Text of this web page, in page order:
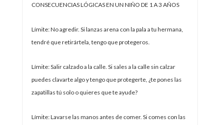
CONSECUENCIAS LÓGICAS EN UN NIÑO DE 1 A 3 AÑOS
Límite: No agredir. Si lanzas arena con la pala a tu hermana,
tendré que retirártela, tengo que protegeros.
Límite: Salir calzado a la calle. Si sales a la calle sin calzar
puedes clavarte algo y tengo que protegerte, ¿te pones las
zapatillas tú solo o quieres que te ayude?
Límite: Lavarse las manos antes de comer. Si comes con las